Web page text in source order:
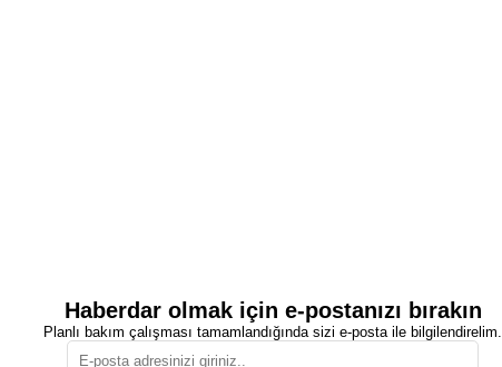
Haberdar olmak için e-postanızı bırakın
Planlı bakım çalışması tamamlandığında sizi e-posta ile bilgilendirelim.